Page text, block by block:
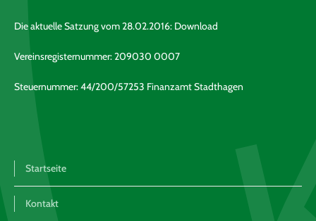
Die aktuelle Satzung vom 28.02.2016: Download
Vereinsregisternummer: 209030 0007
Steuernummer: 44/200/57253 Finanzamt Stadthagen
Startseite
Kontakt